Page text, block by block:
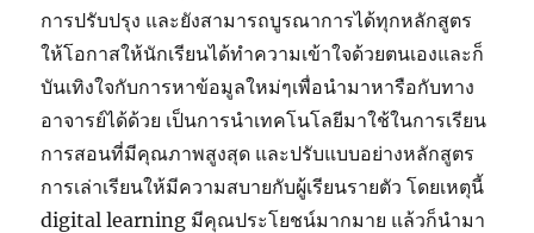
การปรับปรุง และยังสามารถบูรณาการได้ทุกหลักสูตร
ให้โอกาสให้นักเรียนได้ทำความเข้าใจด้วยตนเองและก็
บันเทิงใจกับการหาข้อมูลใหม่ๆเพื่อนำมาหารือกับทาง
อาจารย์ได้ด้วย เป็นการนำเทคโนโลยีมาใช้ในการเรียน
การสอนที่มีคุณภาพสูงสุด และปรับแบบอย่างหลักสูตร
การเล่าเรียนให้มีความสบายกับผู้เรียนรายตัว โดยเหตุนี้
digital learning มีคุณประโยชน์มากมาย แล้วก็นำมา